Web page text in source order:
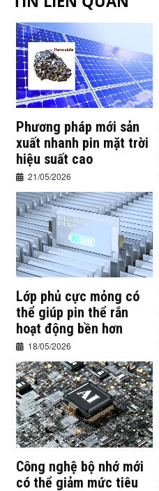
Phương pháp mới sản
xuất nhanh pin mặt trời
hiệu suất cao
21/05/2026
Lớp phủ cực mỏng có
thể giúp pin thể rắn
hoạt động bền hơn
18/05/2026
Công nghệ bộ nhớ mới
có thể giảm mức tiêu